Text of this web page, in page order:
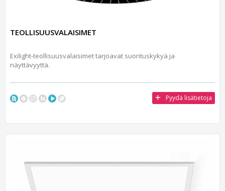
TEOLLISUUSVALAISIMET
Exilight-teollisuusvalaisimet tarjoavat suorituskykyä ja
näyttävyyttä.
Pyydä lisätietoja